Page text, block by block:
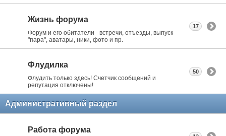
Жизнь форума
Форум и его обитатели - встречи, отъезды, выпуск
"пара", аватары, ники, фото и пр.
17
Флудилка
Флудить только здесь! Счетчик сообщений и
репутация отключены!
50
Административный раздел
Работа форума